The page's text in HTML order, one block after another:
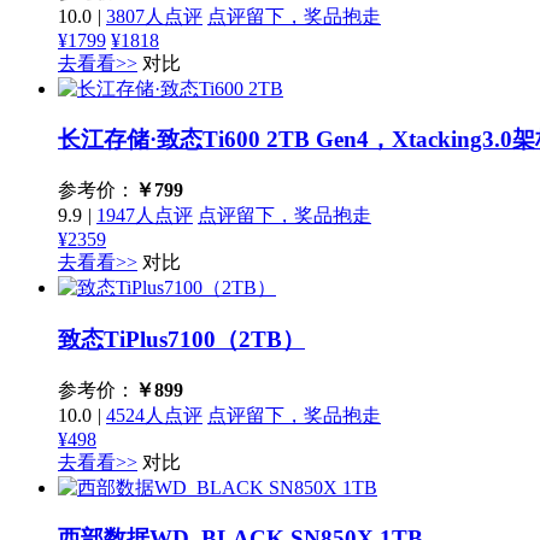
10.0 | 3807人点评 点评留下，奖品抱走
¥1799 ¥1818
去看看>> 对比
长江存储·致态Ti600 2TB Gen4，Xtacking3.0
参考价： ￥799
9.9 | 1947人点评 点评留下，奖品抱走
¥2359
去看看>> 对比
致态TiPlus7100（2TB）
参考价： ￥899
10.0 | 4524人点评 点评留下，奖品抱走
¥498
去看看>> 对比